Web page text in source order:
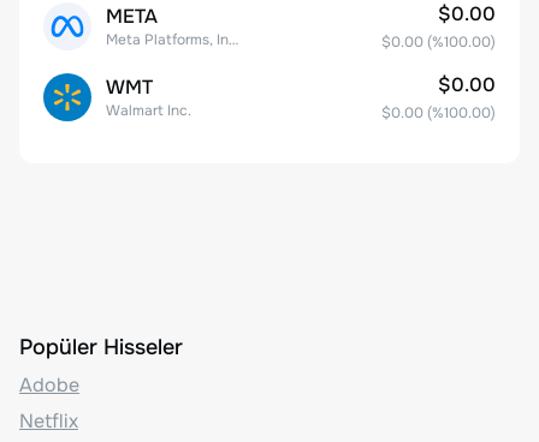
META
Meta Platforms, Inc. Class A Common Stock
$0.00
$0.00 (%100.00)
WMT
Walmart Inc.
$0.00
$0.00 (%100.00)
Popüler Hisseler
Adobe
Netflix